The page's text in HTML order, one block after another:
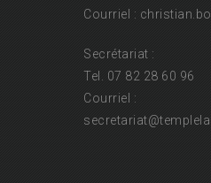
Courriel :
Secrétariat :
Tel. 07 82 28 60 96
Courriel :
secretariat@